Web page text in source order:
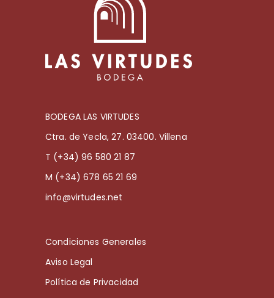
BODEGA LAS VIRTUDES
Ctra. de Yecla, 27. 03400. Villena
T (+34) 96 580 21 87
M (+34) 678 65 21 69
info@virtudes.net
Condiciones Generales
Aviso Legal
Política de Privacidad